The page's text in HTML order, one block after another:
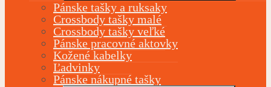
Pánske tašky a ruksaky
Crossbody tašky malé
Crossbody tašky veľké
Pánske pracovné aktovky
Kožené kabelky
Ľadvinky
Pánske nákupné tašky